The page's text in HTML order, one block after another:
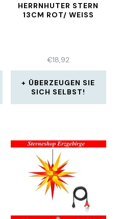
HERRNHUTER STERN
13CM ROT/ WEISS
€18,92
ÜBERZEUGEN SIE
SICH SELBST!